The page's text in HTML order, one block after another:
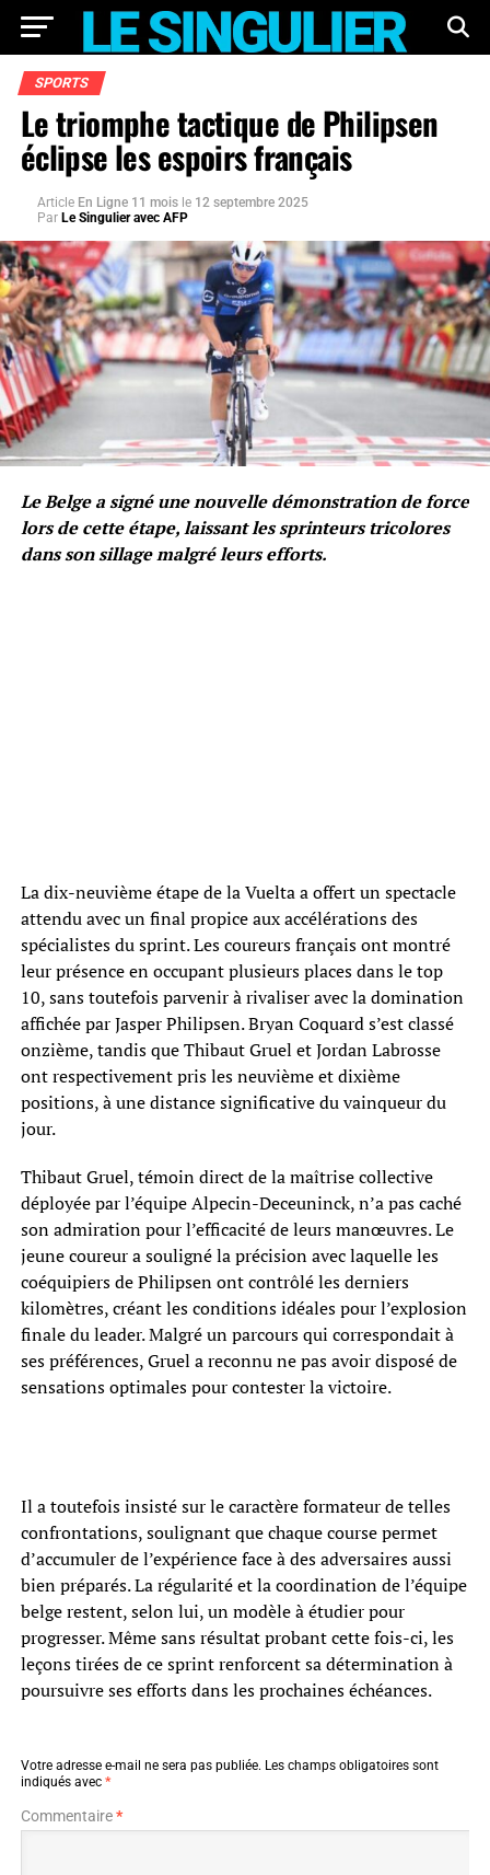
SPORTS
Le triomphe tactique de Philipsen
éclipse les espoirs français
Article En Ligne 11 mois le 12 septembre 2025
Par Le Singulier avec AFP
Le Belge a signé une nouvelle démonstration de force
lors de cette étape, laissant les sprinteurs tricolores
dans son sillage malgré leurs efforts.
La dix-neuvième étape de la Vuelta a offert un spectacle
attendu avec un final propice aux accélérations des
spécialistes du sprint. Les coureurs français ont montré
leur présence en occupant plusieurs places dans le top
10, sans toutefois parvenir à rivaliser avec la domination
affichée par Jasper Philipsen. Bryan Coquard s’est classé
onzième, tandis que Thibaut Gruel et Jordan Labrosse
ont respectivement pris les neuvième et dixième
positions, à une distance significative du vainqueur du
jour.
Thibaut Gruel, témoin direct de la maîtrise collective
déployée par l’équipe Alpecin-Deceuninck, n’a pas caché
son admiration pour l’efficacité de leurs manœuvres. Le
jeune coureur a souligné la précision avec laquelle les
coéquipiers de Philipsen ont contrôlé les derniers
kilomètres, créant les conditions idéales pour l’explosion
finale du leader. Malgré un parcours qui correspondait à
ses préférences, Gruel a reconnu ne pas avoir disposé de
sensations optimales pour contester la victoire.
Il a toutefois insisté sur le caractère formateur de telles
confrontations, soulignant que chaque course permet
d’accumuler de l’expérience face à des adversaires aussi
bien préparés. La régularité et la coordination de l’équipe
belge restent, selon lui, un modèle à étudier pour
progresser. Même sans résultat probant cette fois-ci, les
leçons tirées de ce sprint renforcent sa détermination à
poursuivre ses efforts dans les prochaines échéances.
Votre adresse e-mail ne sera pas publiée. Les champs obligatoires sont
indiqués avec *
Commentaire*